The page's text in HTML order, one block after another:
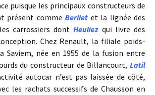
puisque les principaux constructeurs de
présent comme Berliet et la lignée des
carrossiers dontHeuliezqui livre des
Chez Renault, la filiale poids-
Saviem, née en 1955 de la fusion entre
du constructeur de Billancourt, Latil
autocar n’est pas laissée de côté,
les rachats successifs de Chausson en